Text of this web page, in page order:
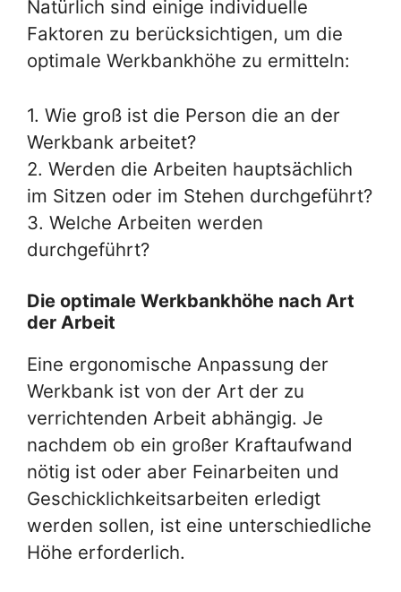
Natürlich sind einige individuelle
Faktoren zu berücksichtigen, um die
optimale Werkbankhöhe zu ermitteln:
1. Wie groß ist die Person die an der
Werkbank arbeitet?
2. Werden die Arbeiten hauptsächlich
im Sitzen oder im Stehen durchgeführt?
3. Welche Arbeiten werden
durchgeführt?
Die optimale Werkbankhöhe nach Art
der Arbeit
Eine ergonomische Anpassung der
Werkbank ist von der Art der zu
verrichtenden Arbeit abhängig. Je
nachdem ob ein großer Kraftaufwand
nötig ist oder aber Feinarbeiten und
Geschicklichkeitsarbeiten erledigt
werden sollen, ist eine unterschiedliche
Höhe erforderlich.